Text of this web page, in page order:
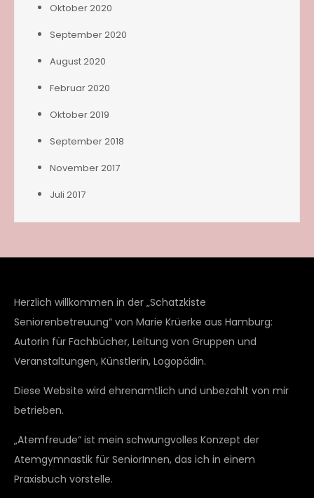
Oktober 2020
September 2020
August 2020
Februar 2020
Oktober 2019
September 2018
November 2017
Juli 2017
Herzlich willkommen in der „Schatzkiste
Seniorenbetreuung“ von Marie Krüerke aus Hamburg:
Autorin für Fachbücher, Leitung von Gruppen und
Veranstaltungen, Künstlerin, Logopädin.
Diese Website wird ehrenamtlich und unbezahlt von mir
betrieben.
„Atemfreude“ ist mein schwungvolles Konzept der
Atemgymnastik für SeniorInnen, das ich in einem
Praxisbuch vorstelle.